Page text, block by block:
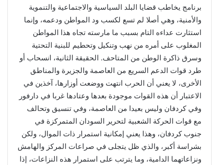
برنامج يخاطب قضايا البلد السياسية والاجتماعية والتنموية
والأمنية، وهي أصلا لم تسع لكسب ود المواطن ودعمه، وإنما
استثارت عداءه التام بسبب ما مارسته تجاه هذا المواطن
المغلوب على أمره من نهب وتنكيل وتحطيم للبنية التحتية
وسرق ذاكرة الوطن من المتاحف. الحقيقة الثانية، انسحاب أو
طرد قوات الدعم السريع من العاصمة والجزيرة والمناطق
الأخرى، لا يعني أن الحرب انتهت ووضعت أوزارها، آخذين في
الاعتبار أن هذه القوات موجودة بعدها وعتادها غربا في دارفور
وفي كردفان وليس بعيدا من العاصمة، وفي تنسيق وتحالف
مع قوات الحركة الشعبية لتحرير السودان المتمركزة في
جنوب كردفان، وهذا يعني إمكانية استمرار ذات الموال، ولكن
بشراسة أكبر، والذي ظل يتجلى في صراعات المركز والهامش
ونزاعاتهما الدامية، وما يترتب على استمرار هذه النزاعات، إذا